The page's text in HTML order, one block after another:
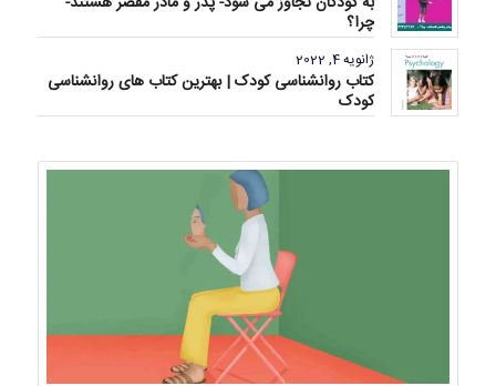
چرا؟
ژانویه 4, 2022
کتاب روانشناسی کودک | بهترین کتاب های روانشناسی
کودک